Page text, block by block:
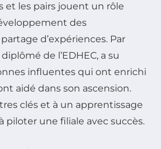
et les pairs jouent un rôle
des
d’expériences. Par
de l’EDHEC, a su
influentes qui ont enrichi
aidé dans son ascension.
clés et à un apprentissage
piloter une filiale avec succès.